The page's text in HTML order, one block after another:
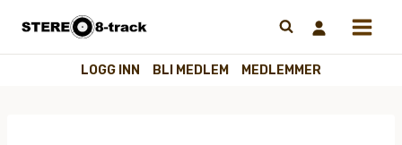
innhold
LOGG INN BLI MEDLEM MEDLEMMER